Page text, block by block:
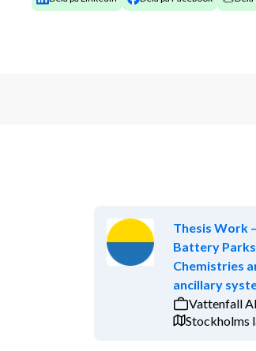
Thesis Work
Battery
Chemistries
ancillary
Vattenfall
Stockholms